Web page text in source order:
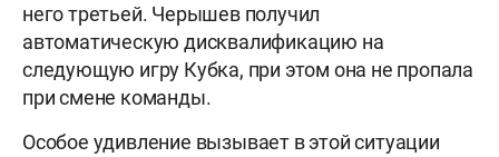
него третьей. Черышев получил
автоматическую дисквалификацию на
следующую игру Кубка, при этом она не пропала
при смене команды.
Особое удивление вызывает в этой ситуации